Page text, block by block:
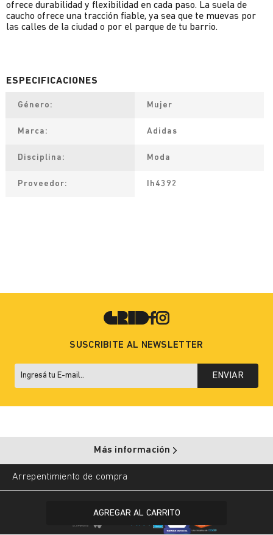
AGREGAR AL CARRITO
ofrece durabilidad y flexibilidad en cada paso. La suela de
caucho ofrece una tracción fiable, ya sea que te muevas por
las calles de la ciudad o por el parque de tu barrio.
Género Mujer
Marca Adidas
Disciplina Moda
Proveedor Ih4392
SUSCRIBITE AL NEWSLETTER
ENVIAR
Más información
Arrepentimiento de compra